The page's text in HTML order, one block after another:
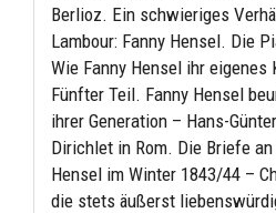
Berlioz. Ein schwieriges
Lambour: Fanny Hensel. Die
Wie Fanny Hensel ihr
Fünfter Teil. Fanny Hensel
ihrer Generation – Hans-
Dirichlet in Rom. Die Briefe
Hensel im Winter 1843/44 –
die stets äußerst